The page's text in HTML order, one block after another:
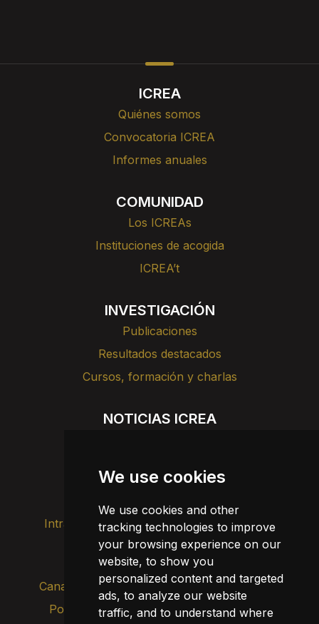
We use cookies
We use cookies and other
tracking technologies to improve
your browsing experience on our
website, to show you
personalized content and targeted
ads, to analyze our website
traffic, and to understand where
ICREA
Quiénes somos
Convocatoria ICREA
Informes anuales
COMUNIDAD
Los ICREAs
Instituciones de acogida
ICREA’t
INVESTIGACIÓN
Publicaciones
Resultados destacados
Cursos, formación y charlas
NOTICIAS ICREA
Divulgación
Intranet Imagen de marca
Contacto
Transparencia
Canal de alertas internas
Política de privacidad
Actualizar cookies